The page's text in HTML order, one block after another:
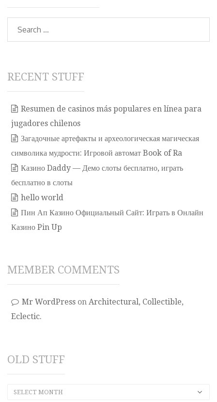
Search
RECENT STUFF
Resumen de casinos más populares en línea para
jugadores chilenos
Загадочные артефакты и археологическая магическая
символика мудрости: Игровой автомат Book of Ra
Казино Daddy — Демо слоты бесплатно, играть
бесплатно в слоты
hello world
Пин Ап Казино Официальный Сайт: Играть в Онлайн
Казино Pin Up
MEMBER COMMENTS
Mr WordPress onArchitectural, Collectible,
Eclectic.
OLD STUFF
SELECT MONTH